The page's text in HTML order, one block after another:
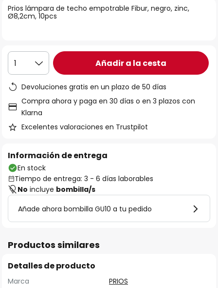
galería
de
Prios lámpara de techo empotrable Fibur, negro, zinc,
Ø8,2cm, 10pcs
1 Añadir a la cesta
Devoluciones gratis en un plazo de 50 días
Compra ahora y paga en 30 días o en 3 plazos con
Klarna
Excelentes valoraciones en Trustpilot
Información de entrega
En stock
Tiempo de entrega: 3 - 6 días laborables
No incluye bombilla/s
Añade ahora bombilla GU10 a tu pedido
Productos similares
Detalles de producto
Marca
PRIOS